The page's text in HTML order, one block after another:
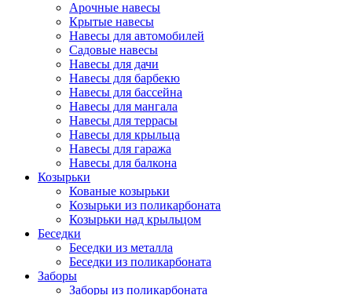
Арочные навесы
Крытые навесы
Навесы для автомобилей
Садовые навесы
Навесы для дачи
Навесы для барбекю
Навесы для бассейна
Навесы для мангала
Навесы для террасы
Навесы для крыльца
Навесы для гаража
Навесы для балкона
Козырьки
Кованые козырьки
Козырьки из поликарбоната
Козырьки над крыльцом
Беседки
Беседки из металла
Беседки из поликарбоната
Заборы
Заборы из поликарбоната